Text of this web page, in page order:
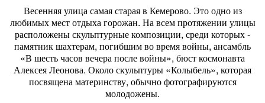
Весенняя улица самая старая в Кемерово. Это одно из
любимых мест отдыха горожан. На всем протяжении улицы
расположены скульптурные композиции, среди которых -
памятник шахтерам, погибшим во время войны, ансамбль
«В шесть часов вечера после войны», бюст космонавта
Алексея Леонова. Около скульптуры «Колыбель», которая
посвящена материнству, обычно фотографируются
молодожены.